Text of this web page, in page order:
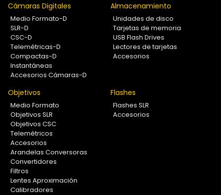
Cámaras Digitales
Medio Formato-D
SLR-D
CSC-D
Telemétricas-D
Compactas-D
Instantáneas
Accesorios Cámaras-D
Almacenamiento
Unidades de disco
Tarjetas de memoria
USB Flash Drives
Lectores de tarjetas
Accesorios
Objetivos
Medio Formato
Objetivos SLR
Objetivos CSC
Telemétricos
Accesorios
Arandelas Conversoras
Convertidores
Filtros
Lentes Aproximación
Calibradores
Flashes
Flashes SLR
Accesorios